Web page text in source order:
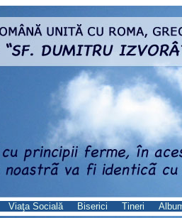
Viaţa Socială Biserici Tineri